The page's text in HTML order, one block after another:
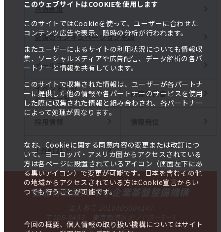
このウェブサイトはCOOKIEを使用します
このサイトではCookieを使って、ユーザーに合わせた
コンテンツ広告や表示、随時の分析が行われます。
またユーザーによるサイトの利用状況についても情報収
集、ソーシャルメディアや広告配信、データ解析の各パ
ートナーと情報を共有しています。
このサイトで収集された情報は、ユーザーが各パートナ
ーに提供した他の情報や各パートナーのサービスを使用
した際に収集された情報と組み合わされ、各パートナー
によって処理が異なります。
なお、Cookieに関する同意内容の変更または改訂につ
いて、ヨーロッパ・アメリカ圏からアクセスされている
方は各ページに設置されているアイコン（画面左下にあ
る黒いアイコン）で変更が可能です。日本を含むその他
の地域からアクセスされている方はCookie宣言からい
つでも行うことが可能です。
今回の概要、個人情報の取り扱い機構についてはサイト
共済制度
全国のインキュベーション施設
メールマガジン
イベント・セ
ミナー一覧
調査報告書
J-Net21
独立行政法人 中小企業基盤整備機構
法人番号 2010405004147
〒105-8453 東京都港区虎ノ門3－5－1
虎ノ門37森ビル